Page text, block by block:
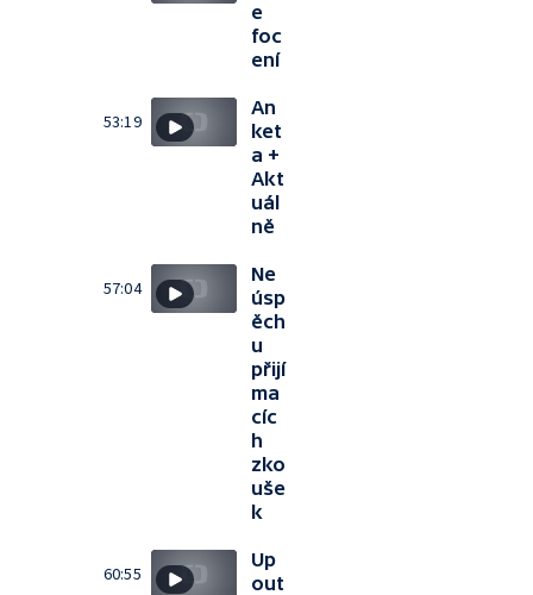
e
foc
ení
53:19
An
ket
a +
Akt
uál
ně
57:04
Ne
úsp
ěch
u
přijí
ma
cíc
h
zko
uše
k
60:55
Up
out